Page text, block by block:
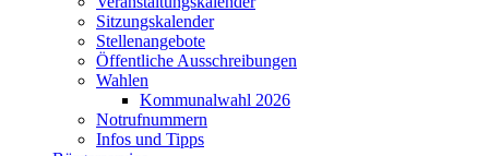
Sitzungskalender
Stellenangebote
Öffentliche Ausschreibungen
Wahlen
Kommunalwahl 2026
Notrufnummern
Infos und Tipps